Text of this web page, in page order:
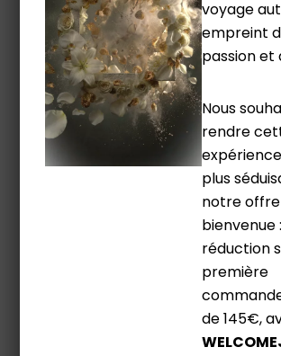
NIN-SHAR
Extrait de Parfum
Love Basics 50ml / 1.7 fl. Oz
185,00€
voyage
empreint
passion et
Nous
rendre
plus
notre
bienvenue
réduction
première
de 145€,